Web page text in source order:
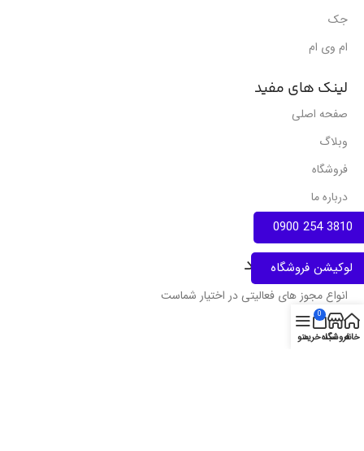
3810 254 0900
لوکیشن فروشگاه
جک
ام وی ام
لینک های مفید
صفحه اصلی
وبلاگ
فروشگاه
درباره ما
تماس با ما
نمادهای اعتماد
انواع مجوز های فعالیتی در اختیار شماست
خانهفروشگاه
0
سبد خریدمنو